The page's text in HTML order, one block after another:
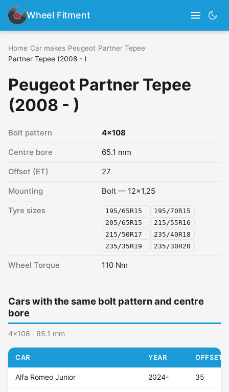
Wheel Fitment
Home Car makes Peugeot Partner Tepee
Partner Tepee (2008 - )
Peugeot Partner Tepee
(2008 - )
Bolt pattern 4x108
Centre bore 65.1 mm
Offset (ET) 27
Mounting Bolt — 12x1,25
Tyre sizes 195/65R15
195/70R15
205/65R15
215/55R16
215/50R17
235/40R18
235/35R19
235/30R20
Wheel Torque 110 Nm
Cars with the same bolt pattern and centre
bore
4x108 · 65.1 mm
CAR YEAR OFFSET
Alfa Romeo Junior 2024- 35